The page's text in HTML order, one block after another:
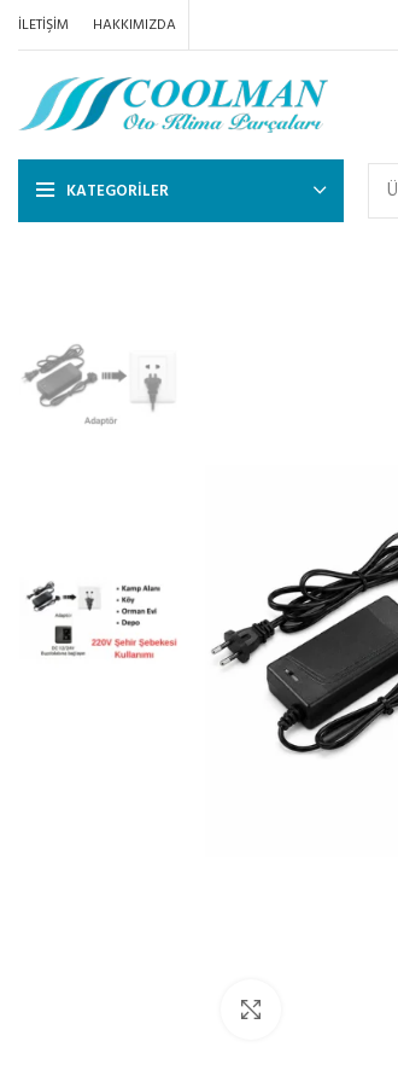
İLETIŞIM HAKKIMIZDA
KATEGORILER